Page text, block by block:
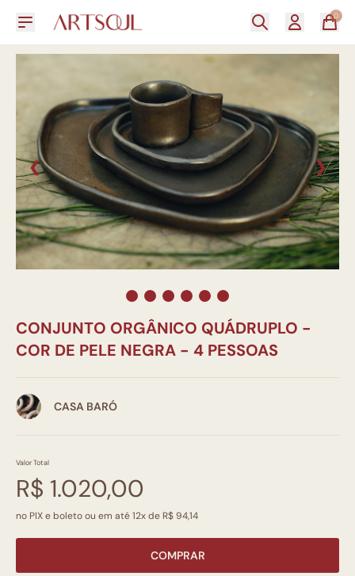
0
❮ ❯
CONJUNTO ORGÂNICO QUÁDRUPLO -
COR DE PELE NEGRA - 4 PESSOAS
CASA BARÓ
Valor Total
R$ 1.020,00
no PIX e boleto ou em até 12x de R$ 94,14
COMPRAR